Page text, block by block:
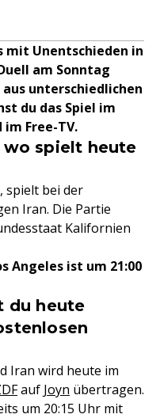
mit Unentschieden in
am Sonntag
unterschiedlichen
du das Spiel im
Free-TV.
wo spielt heute
spielt bei der
Iran. Die Partie
Kalifornien
Angeles ist um 21:00
du heute
Iran wird heute im
auf Joyn übertragen.
um 20:15 Uhr mit